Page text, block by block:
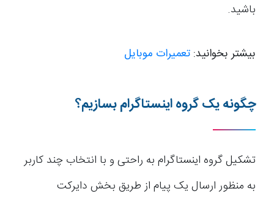
باشید.
بیشتر بخوانید: تعمیرات موبایل
چگونه یک گروه اینستاگرام بسازیم؟
تشکیل گروه اینستاگرام به راحتی و با انتخاب چند کاربر
به منظور ارسال یک پیام از طریق بخش دایرکت